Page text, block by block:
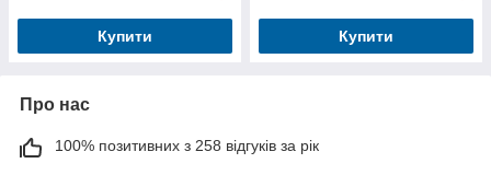
Купити Купити
Про нас
100% позитивних з 258 відгуків за рік